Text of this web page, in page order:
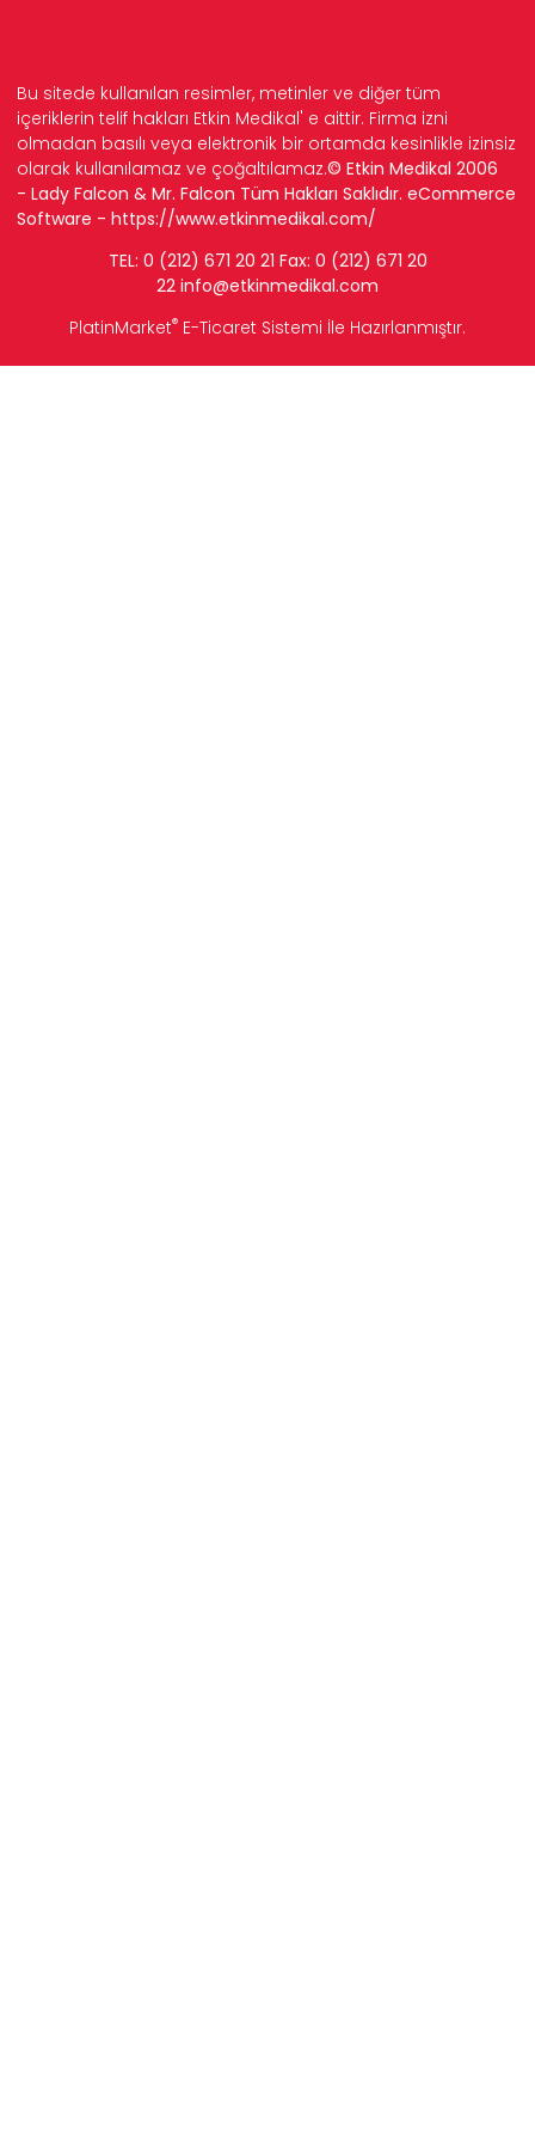
Bu sitede kullanılan resimler, metinler ve diğer tüm
içeriklerin telif hakları Etkin Medikal' e aittir. Firma izni
olmadan basılı veya elektronik bir ortamda kesinlikle izinsiz
olarak kullanılamaz ve çoğaltılamaz.© Etkin Medikal 2006
- Lady Falcon & Mr. Falcon Tüm Hakları Saklıdır. eCommerce
Software - https://www.etkinmedikal.com/
TEL: 0 (212) 671 20 21 Fax: 0 (212) 671 20
22 info@etkinmedikal.com
PlatinMarket® E-Ticaret Sistemi İle Hazırlanmıştır.